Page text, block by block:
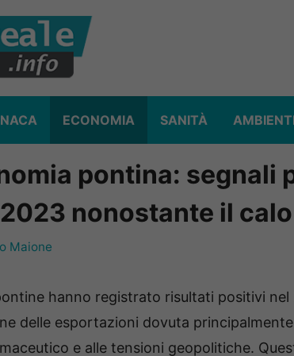
ECONOMIA SANITÀ
pontina: segnali
nonostante il
Maione
hanno registrato risultati positivi
delle esportazioni dovuta
e alle tensioni geopolitiche.